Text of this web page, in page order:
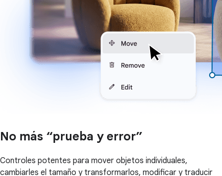
No más “prueba y error”
Controles potentes para mover objetos individuales,
cambiarles el tamaño y transformarlos, modificar y traducir